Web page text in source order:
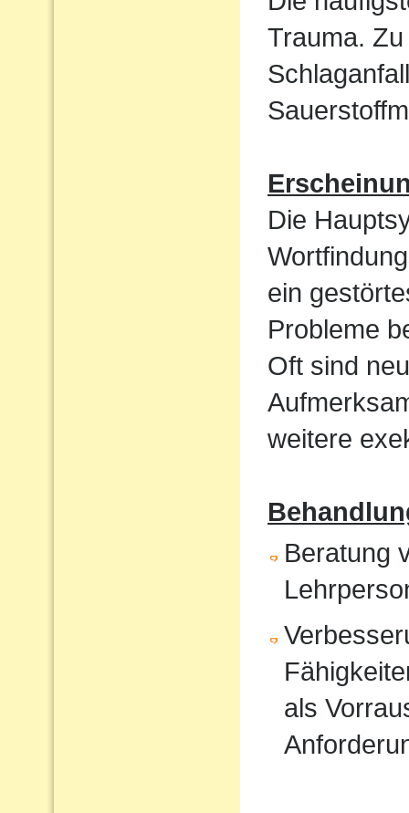
Trauma.
Die
ein
Probleme
Oft sind
weitere
Beratung
als